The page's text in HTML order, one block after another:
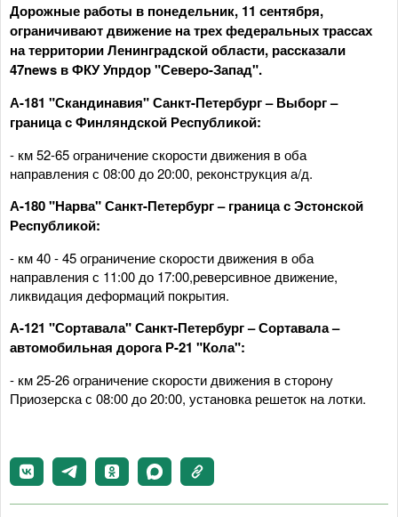
Дорожные работы в понедельник, 11 сентября,
ограничивают движение на трех федеральных трассах
на территории Ленинградской области, рассказали
47news в ФКУ Упрдор "Северо-Запад".
А-181 "Скандинавия" Санкт-Петербург – Выборг –
граница с Финляндской Республикой:
- км 52-65 ограничение скорости движения в оба
направления с 08:00 до 20:00, реконструкция а/д.
А-180 "Нарва" Санкт-Петербург – граница с Эстонской
Республикой:
- км 40 - 45 ограничение скорости движения в оба
направления с 11:00 до 17:00,реверсивное движение,
ликвидация деформаций покрытия.
А-121 "Сортавала" Санкт-Петербург – Сортавала –
автомобильная дорога Р-21 "Кола":
- км 25-26 ограничение скорости движения в сторону
Приозерска с 08:00 до 20:00, установка решеток на лотки.